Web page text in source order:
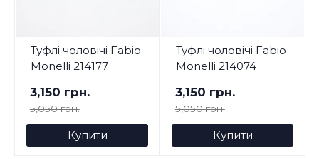
Туфлі чоловічі Fabio
Monelli 214177
3,150 грн.
5,050 грн.
Купити
Туфлі чоловічі Fabio
Monelli 214074
3,150 грн.
5,050 грн.
Купити